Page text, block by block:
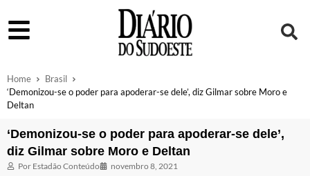
Home
Brasil
‘Demonizou-se o poder para apoderar-se dele’, diz Gilmar sobre Moro e
Deltan
‘Demonizou-se o poder para apoderar-se dele’,
diz Gilmar sobre Moro e Deltan
Por Estadão Conteúdo novembro 8, 2021